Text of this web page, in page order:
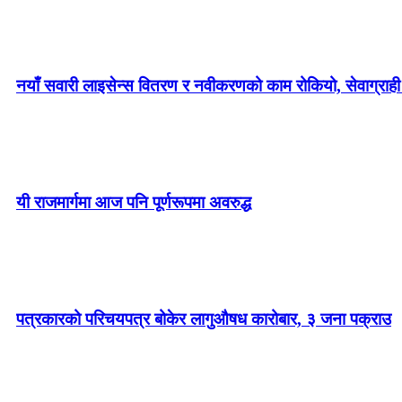
नयाँ सवारी लाइसेन्स वितरण र नवीकरणको काम रोकियो, सेवाग्राही
यी राजमार्गमा आज पनि पूर्णरूपमा अवरुद्ध
पत्रकारको परिचयपत्र बोकेर लागुऔषध कारोबार, ३ जना पक्राउ